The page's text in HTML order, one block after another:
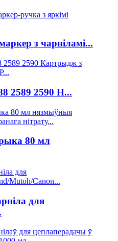
з чарніламі...
2589 2590 Н...
80 мл
для